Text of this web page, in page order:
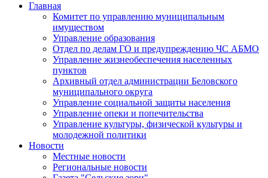
Главная
Комитет по управлению муниципальным
имуществом
Управление образования
Отдел по делам ГО и предупреждению ЧС АБМО
Управление жизнеобеспечения населенных
пунктов
Архивный отдел администрации Беловского
муниципального округа
Управление социальной защиты населения
Управление опеки и попечительства
Управление культуры, физической культуры и
молодежной политики
Новости
Местные новости
Региональные новости